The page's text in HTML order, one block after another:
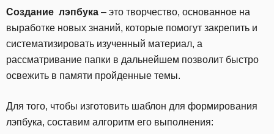
Создание лэпбука – это творчество, основанное на
выработке новых знаний, которые помогут закрепить и
систематизировать изученный материал, а
рассматривание папки в дальнейшем позволит быстро
освежить в памяти пройденные темы.
Для того, чтобы изготовить шаблон для формирования
лэпбука, составим алгоритм его выполнения: